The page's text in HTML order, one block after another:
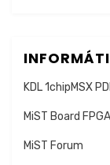
KDL 1chipMSX
MiST Board
MiST Forum